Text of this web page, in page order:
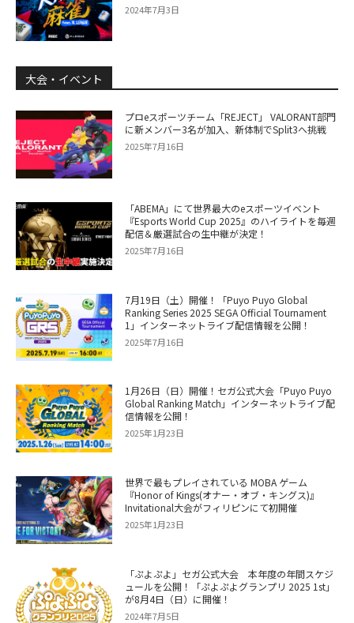
2024年7月3日
大会・イベント
プロeスポーツチーム「REJECT」 VALORANT部門
に新メンバー3名が加入、新体制でSplit3へ挑戦
2025年7月16日
「ABEMA」にて世界最大のeスポーツイベント
『Esports World Cup 2025』のハイライトを毎週
配信＆厳選試合の生中継が決定！
2025年7月16日
7月19日（土）開催！「Puyo Puyo Global
Ranking Series 2025 SEGA Official Tournament
1」インターネットライブ配信情報を公開！
2025年7月16日
1月26日（日）開催！セガ公式大会「Puyo Puyo
Global Ranking Match」インターネットライブ配
信情報を公開！
2025年1月23日
世界で最もプレイされている MOBA ゲーム
『Honor of Kings(オナー・オブ・キングス)』
Invitational大会がフィリピンにて初開催
2025年1月23日
「ぷよぷよ」セガ公式大会 本年度の年間スケジ
ュールを公開！「ぷよぷよグランプリ 2025 1st」
が8月4日（日）に開催！
2024年7月5日